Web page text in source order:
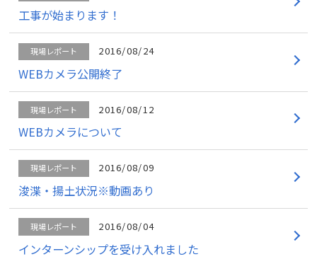
工事が始まります！
現場レポート 2016/08/24
WEBカメラ公開終了
現場レポート 2016/08/12
WEBカメラについて
現場レポート 2016/08/09
浚渫・揚土状況※動画あり
現場レポート 2016/08/04
インターンシップを受け入れました